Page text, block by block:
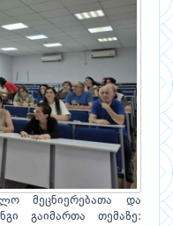
მეცნიერებათა და
გაიმართა თემაზე: